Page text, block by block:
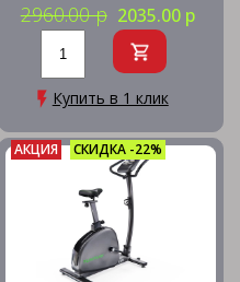
2960.00 р 2035.00 р
Купить в 1 клик
АКЦИЯ СКИДКА -22%